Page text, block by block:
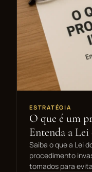
ESTRATÉGIA
O que é um
Entenda a
Saiba o que a Lei
procedimento
tomados para